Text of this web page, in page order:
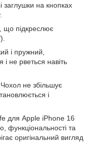
заглушки на кнопках
що підкреслює
і пружний,
і не рветься навіть
не збільшує
і
для Apple iPhone 16
функціональності та
оригінальний вигляд